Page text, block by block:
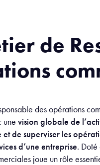
de
des opérations
une vision globale de
et de superviser les
d’une entreprise. Doté
joue un rôle